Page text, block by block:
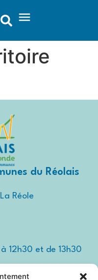
du Réolais
Réole
12h30 et de 13h30
et de 13h30 à